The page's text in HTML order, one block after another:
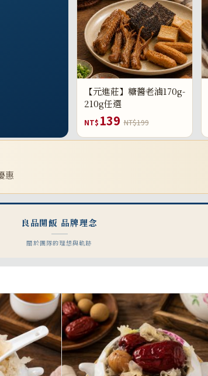
【元進莊】糖醬老滷170g-
210g任選
NT$ 139 NT$199
惠
良品開飯 品牌理念
關於團隊的理想與軌跡